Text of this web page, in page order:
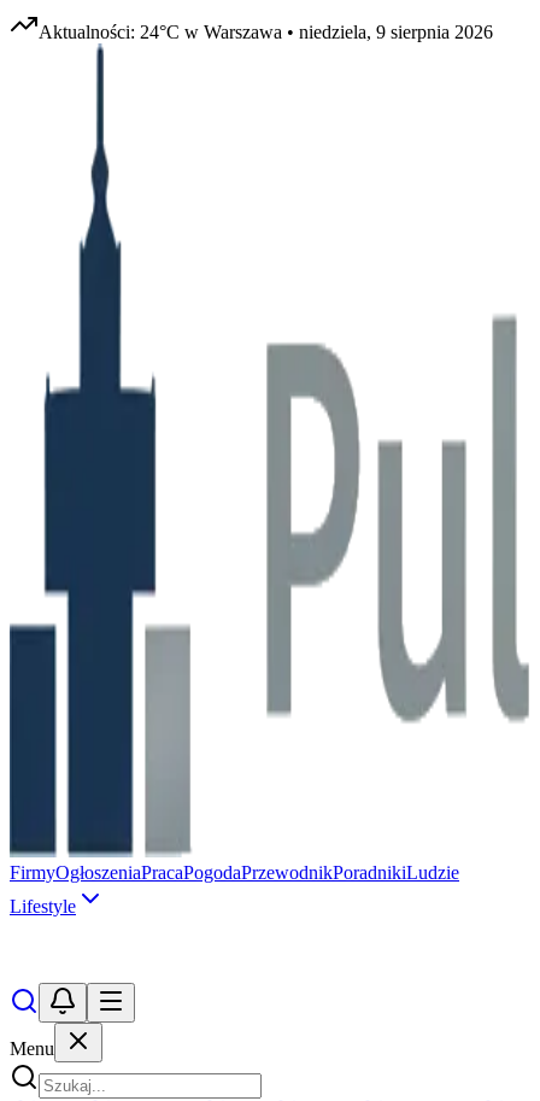
Aktualności: 24°C w Warszawa • niedziela, 9 sierpnia 2026
FirmyOgłoszeniaPracaPogodaPrzewodnikPoradnikiLudzie
Lifestyle
Menu